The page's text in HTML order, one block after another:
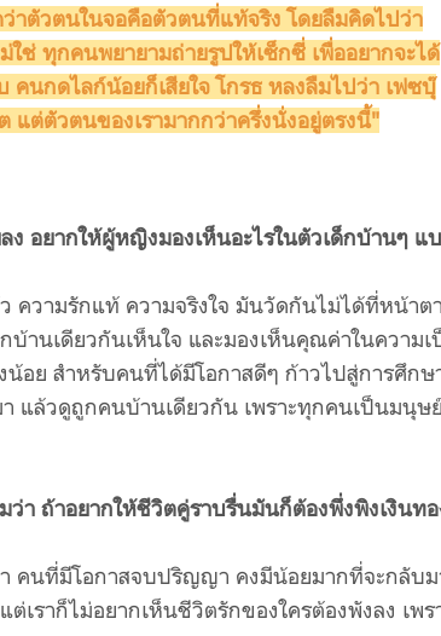
าตัวตนในจอคือตัวตนที่แท้จริง โดยลืมคิดไปว่า
ช่ ทุกคนพยายามถ่ายรูปให้เซ็กซี่ เพื่ออยากจะได้
คนกดไลก์น้อยก็เสียใจ โกรธ หลงลืมไปว่า เฟซบุ๊
ต่ตัวตนของเรามากกว่าครึ่งนั่งอยู่ตรงนี้"
อยากให้ผู้หญิงมองเห็นอะไรในตัวเด็กบ้านๆ แ
ความรักแท้ ความจริงใจ มันวัดกันไม่ได้ที่หน้าตา
บ้านเดียวกันเห็นใจ และมองเห็นคุณค่าในความเ
น้อย สำหรับคนที่ได้มีโอกาสดีๆ ก้าวไปสู่การศึกษ
า แล้วดูถูกคนบ้านเดียวกัน เพราะทุกคนเป็นมนุษย์
ว่า ถ้าอยากให้ชีวิตคู่ราบรื่นมันก็ต้องพึ่งพิงเงินทอ
า คนที่มีโอกาสจบปริญญา คงมีน้อยมากที่จะกลับม
ต่เราก็ไม่อยากเห็นชีวิตรักของใครต้องพังลง เพร